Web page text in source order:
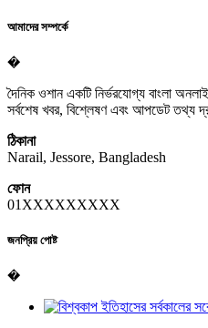
আমাদের সম্পর্কে
�
দৈনিক ওশান একটি নির্ভরযোগ্য বাংলা
সর্বশেষ খবর, বিশ্লেষণ এবং আপডেট তথ্য
ঠিকানা
Narail, Jessore, Bangladesh
ফোন
01XXXXXXXXX
জনপ্রিয় পোষ্ট
�